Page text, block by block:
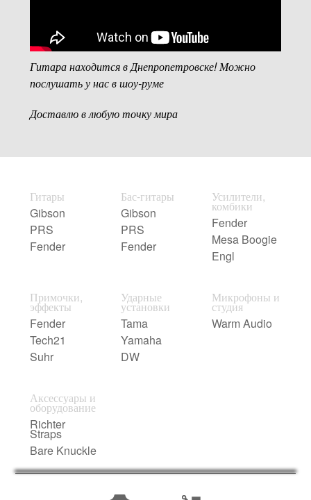
Гитара находится в Днепропетровске! Можно
послушать у нас в шоу-руме
Доставлю в любую точку мира
Гитары
Gibson
PRS
Fender
Бас-гитары
Gibson
PRS
Fender
Усилители,
комбики
Fender
Mesa Boogie
Engl
Примочки,
эффекты
Fender
Tech21
Suhr
Ударные
установки
Tama
Yamaha
DW
Микрофоны и
студия
Warm Audio
Аксессуары и
оборудование
Richter
Straps
Bare Knuckle